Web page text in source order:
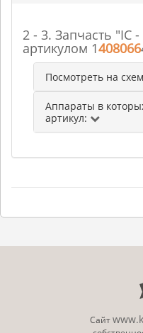
2 - 3. Запчасть "IC
артикулом 1408066
Посмотреть на
Аппараты в
артикул:
Сайт